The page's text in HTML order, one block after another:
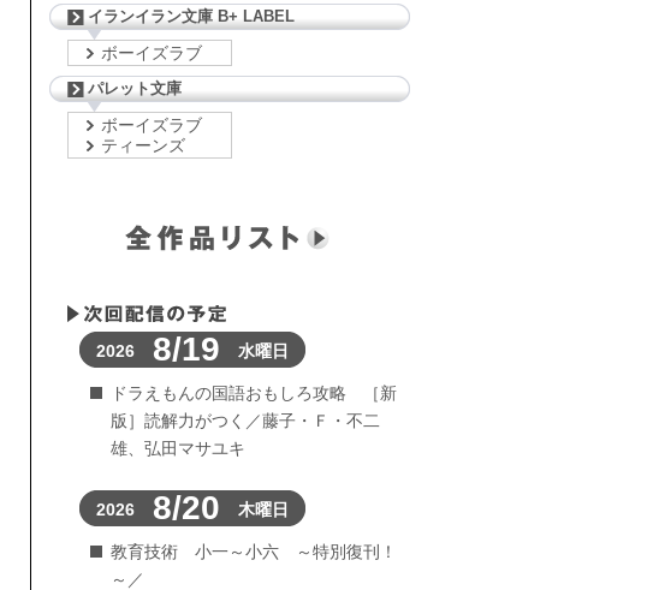
イランイラン文庫 B+ LABEL
ボーイズラブ
パレット文庫
ボーイズラブ
ティーンズ
2026 8/19 水曜日
ドラえもんの国語おもしろ攻略 ［新
版］読解力がつく／藤子・Ｆ・不二
雄、弘田マサユキ
2026 8/20 木曜日
教育技術 小一～小六 ～特別復刊！
～／